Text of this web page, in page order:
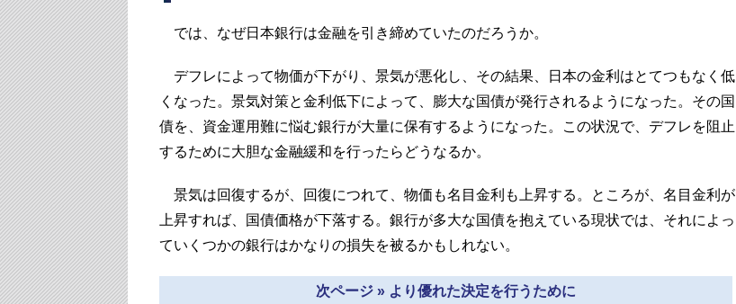
では、なぜ日本銀行は金融を引き締めていたのだろうか。
デフレによって物価が下がり、景気が悪化し、その結果、日本の金利はとてつもなく低
くなった。景気対策と金利低下によって、膨大な国債が発行されるようになった。その国
債を、資金運用難に悩む銀行が大量に保有するようになった。この状況で、デフレを阻止
するために大胆な金融緩和を行ったらどうなるか。
景気は回復するが、回復につれて、物価も名目金利も上昇する。ところが、名目金利が
上昇すれば、国債価格が下落する。銀行が多大な国債を抱えている現状では、それによっ
ていくつかの銀行はかなりの損失を被るかもしれない。
次ページ » より優れた決定を行うために